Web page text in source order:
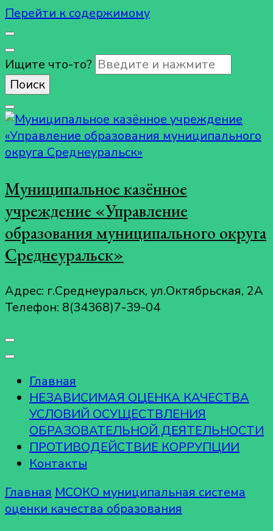
Перейти к содержимому
Ищите что-то?
Муниципальное казённое
учреждение «Управление
образования муниципального округа
Среднеуральск»
Адрес: г.Среднеуральск, ул.Октябрьская, 2А
Телефон: 8(34368)7-39-04
Главная
НЕЗАВИСИМАЯ ОЦЕНКА КАЧЕСТВА
УСЛОВИЙ ОСУЩЕСТВЛЕНИЯ
ОБРАЗОВАТЕЛЬНОЙ ДЕЯТЕЛЬНОСТИ
ПРОТИВОДЕЙСТВИЕ КОРРУПЦИИ
Контакты
Главная МСОКО муниципальная система
оценки качества образования